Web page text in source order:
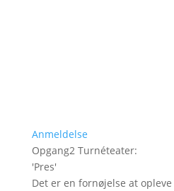
Anmeldelse
Opgang2 Turnéteater:
'Pres'
Det er en fornøjelse at